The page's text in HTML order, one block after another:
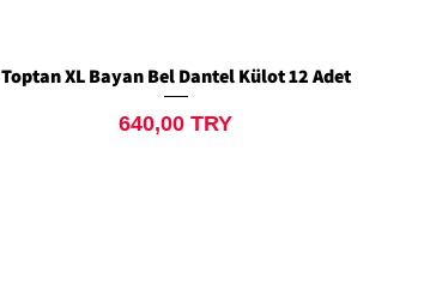
Schnellansicht
Toptan XL Bayan Bel Dantel Külot 12 Adet
Preis
640,00 TRY